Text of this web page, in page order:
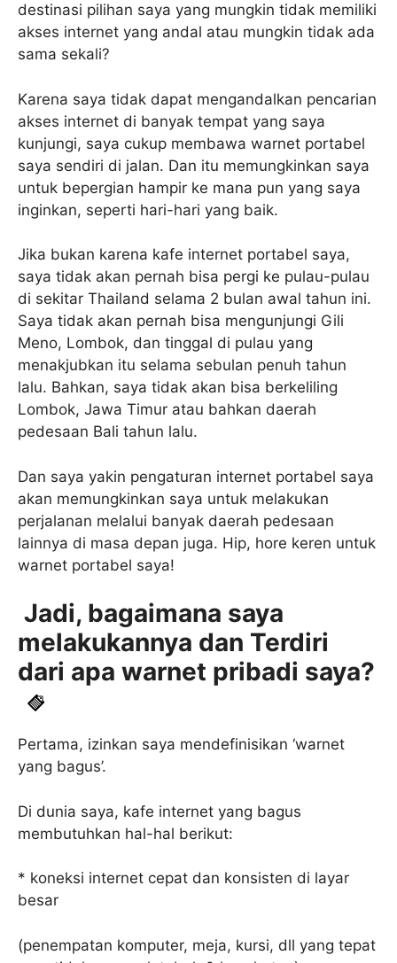
destinasi pilihan saya yang mungkin tidak memiliki
akses internet yang andal atau mungkin tidak ada
sama sekali?
Karena saya tidak dapat mengandalkan pencarian
akses internet di banyak tempat yang saya
kunjungi, saya cukup membawa warnet portabel
saya sendiri di jalan. Dan itu memungkinkan saya
untuk bepergian hampir ke mana pun yang saya
inginkan, seperti hari-hari yang baik.
Jika bukan karena kafe internet portabel saya,
saya tidak akan pernah bisa pergi ke pulau-pulau
di sekitar Thailand selama 2 bulan awal tahun ini.
Saya tidak akan pernah bisa mengunjungi Gili
Meno, Lombok, dan tinggal di pulau yang
menakjubkan itu selama sebulan penuh tahun
lalu. Bahkan, saya tidak akan bisa berkeliling
Lombok, Jawa Timur atau bahkan daerah
pedesaan Bali tahun lalu.
Dan saya yakin pengaturan internet portabel saya
akan memungkinkan saya untuk melakukan
perjalanan melalui banyak daerah pedesaan
lainnya di masa depan juga. Hip, hore keren untuk
warnet portabel saya!
Jadi, bagaimana saya
melakukannya dan Terdiri
dari apa warnet pribadi saya?
Pertama, izinkan saya mendefinisikan ‘warnet
yang bagus’.
Di dunia saya, kafe internet yang bagus
membutuhkan hal-hal berikut:
* koneksi internet cepat dan konsisten di layar
besar
(penempatan komputer, meja, kursi, dll yang tepat